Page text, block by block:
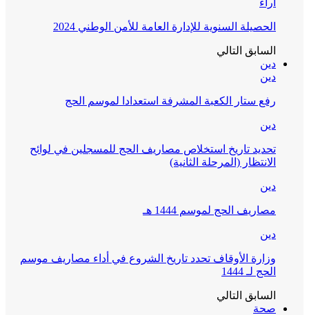
آراء
الحصيلة السنوية للإدارة العامة للأمن الوطني 2024
السابق التالي
دين
دين
رفع ستار الكعبة المشرفة استعدادا لموسم الحج
دين
تحديد تاريخ استخلاص مصاريف الحج للمسجلين في لوائح
الانتظار (المرحلة الثانية)
دين
مصاريف الحج لموسم 1444 هـ
دين
وزارة الأوقاف تحدد تاريخ الشروع في أداء مصاريف موسم
الحج لـ 1444
السابق التالي
صحة